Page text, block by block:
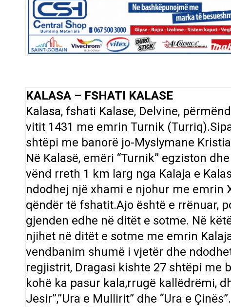
KALASA – FSHATI KALASE
Kalasa, fshati Kalase, Delvine,
vitit 1431 me emrin Turnik
shtëpi me banorë jo-Myslymane
Në Kalasë, emëri “Turnik” egziston
vënd rreth 1 km larg nga Kalaja e
ndodhej një xhami e njohur me emrin
qëndër të fshatit.Ajo është e rrënuar,
gjenden edhe në ditët e sotme. Në
njihet në ditët e sotme me emrin
vendbanim shumë i vjetër dhe
regjistrit, Dragasi kishte 27 shtëpi me
kohë ka pasur kala,rrugë kallëdrëmi,
Jesir”,”Ura e Mullirit” dhe “Ura e